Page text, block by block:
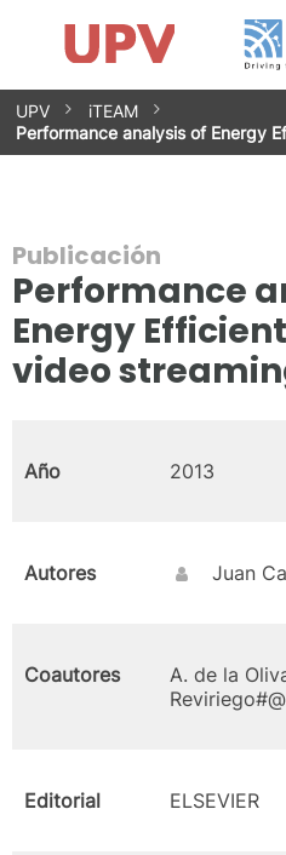
Saltar
contenido
Impacto
Grupos de investigación
Instalaciones
Spin-offs
Contacto
Prácticas
Noticias
Unidad de Igualdad
UPV
iTEAM
Performance analysis of Energy
Publicación
Performance
Energy
video
Año 2013
Autores Juan
Coautores
A. de la
Editorial ELSEVIER